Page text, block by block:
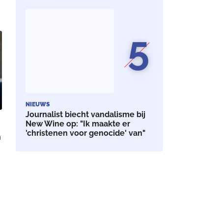
5
NIEUWS
Journalist biecht vandalisme bij
New Wine op: "Ik maakte er
'christenen voor genocide' van"